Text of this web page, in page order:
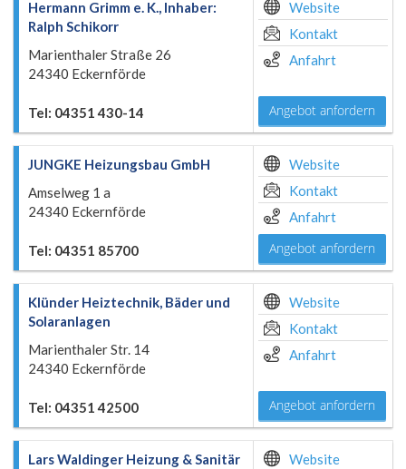
Hermann Grimm e. K., Inhaber:
Ralph Schikorr
Marienthaler Straße 26
24340 Eckernförde
Tel: 04351 430-14
Website
Kontakt
Anfahrt
Angebot anfordern
JUNGKE Heizungsbau GmbH
Amselweg 1 a
24340 Eckernförde
Tel: 04351 85700
Website
Kontakt
Anfahrt
Angebot anfordern
Klünder Heiztechnik, Bäder und
Solaranlagen
Marienthaler Str. 14
24340 Eckernförde
Tel: 04351 42500
Website
Kontakt
Anfahrt
Angebot anfordern
Lars Waldinger Heizung & Sanitär
Website